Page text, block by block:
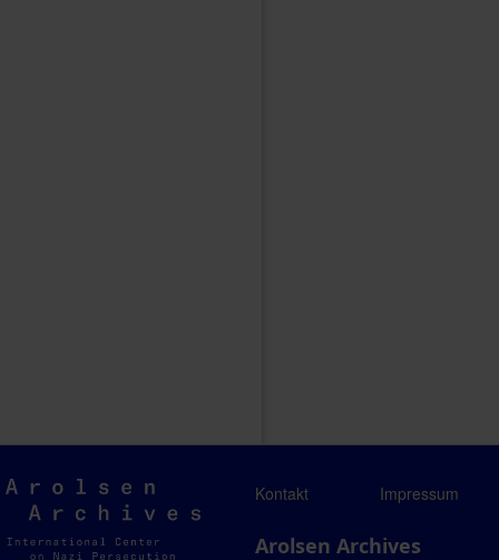
Arolsen
Archives
Kontakt Impressum
Arolsen Archives